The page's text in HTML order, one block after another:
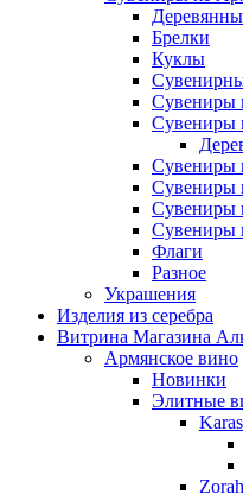
Брелки
Куклы
Сувениры
Сувениры
Сувениры
Сувениры
Сувениры
Сувениры
Флаги
Разное
Украшения
Изделия из серебра
Витрина Магазина
Армянское вино
Новинки
Элитные
Karas
Zorah